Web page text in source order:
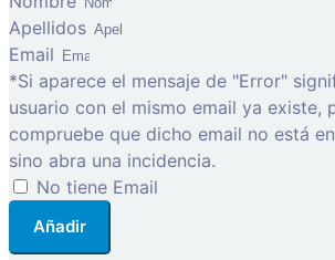
Apellidos
Email
*Si aparece el mensaje de "Error"
usuario con el mismo email ya existe,
compruebe que dicho email no está
sino abra una incidencia.
No tiene Email
Añadir